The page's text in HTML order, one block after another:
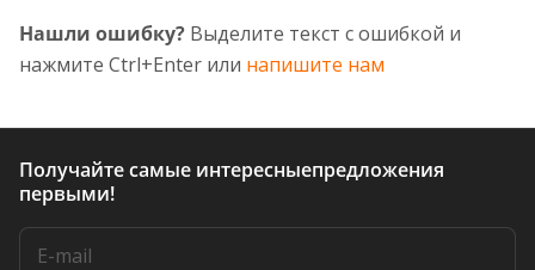
Нашли ошибку? Выделите текст с ошибкой и
нажмите Ctrl+Enter или напишите нам
Получайте самые интересныепредложения
первыми!